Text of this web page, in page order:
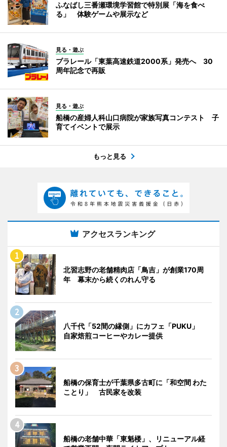
ふなばし三番瀬環境学習館で特別展「海を食べ
る」 体験ゲームや展示など
見る・遊ぶ
プラレール「東葉高速鉄道2000系」発売へ 30
周年記念で再販
見る・遊ぶ
船橋の産婦人科山口病院が家族写真コンテスト 子
育てイベントで展示
もっと見る
アクセスランキング
北習志野の老舗精肉店「鳥吉」が創業170周
年 幕末から続くのれん守る
八千代「52間の縁側」にカフェ「PUKU」
自家焙煎コーヒーやカレー提供
船橋の保育士が千葉県多古町に「和空間 わた
ことり」 古民家を改装
船橋の老舗中華「東魁楼」、リニューアル経